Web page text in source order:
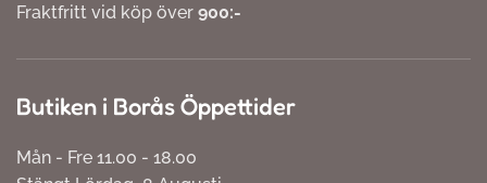
Fraktfritt vid köp över 900:-
Butiken i Borås Öppettider
Mån - Fre 11.00 - 18.00